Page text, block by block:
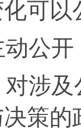
可
动公开
对涉
策